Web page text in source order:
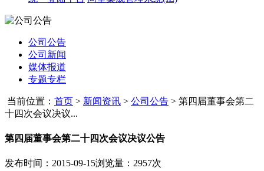
公司公告
公司新闻
媒体报道
专题专栏
当前位置： 首页 > 新闻资讯 > 公司公告 > 第四届董事会第二
十四次会议决议...
第四届董事会第二十四次会议决议公告
发布时间：2015-09-15浏览量：2957次